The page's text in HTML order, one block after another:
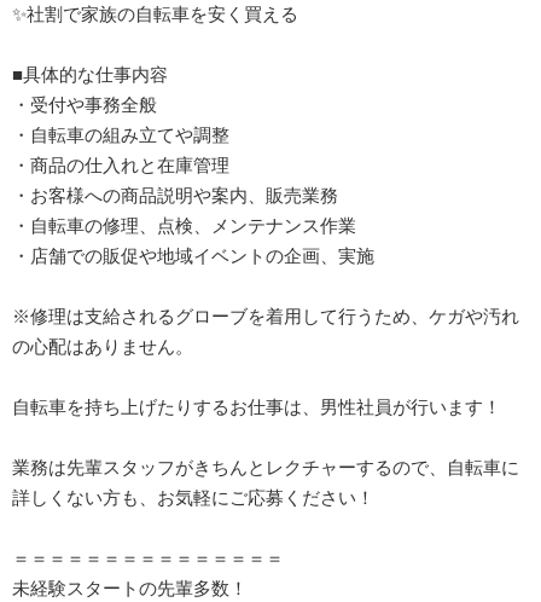
✨社割で家族の自転車を安く買える
■具体的な仕事内容
・受付や事務全般
・自転車の組み立てや調整
・商品の仕入れと在庫管理
・お客様への商品説明や案内、販売業務
・自転車の修理、点検、メンテナンス作業
・店舗での販促や地域イベントの企画、実施
※修理は支給されるグローブを着用して行うため、ケガや汚れ
の心配はありません。
自転車を持ち上げたりするお仕事は、男性社員が行います！
業務は先輩スタッフがきちんとレクチャーするので、自転車に
詳しくない方も、お気軽にご応募ください！
＝＝＝＝＝＝＝＝＝＝＝＝＝＝＝
未経験スタートの先輩多数！